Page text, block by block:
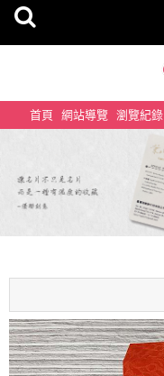
首頁 網站導覽 瀏覽紀錄